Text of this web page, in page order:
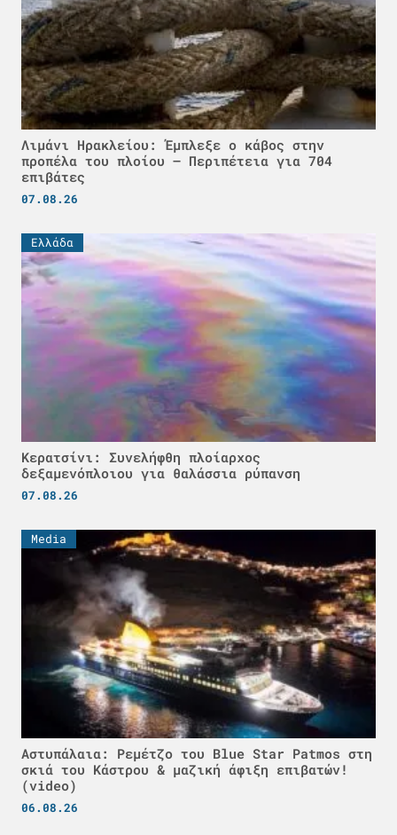
Λιμάνι Ηρακλείου: Έμπλεξε ο κάβος στην
προπέλα του πλοίου – Περιπέτεια για 704
επιβάτες
07.08.26
Ελλάδα
Κερατσίνι: Συνελήφθη πλοίαρχος
δεξαμενόπλοιου για θαλάσσια ρύπανση
07.08.26
Media
Αστυπάλαια: Ρεμέτζο του Blue Star Patmos στη
σκιά του Κάστρου & μαζική άφιξη επιβατών!
(video)
06.08.26